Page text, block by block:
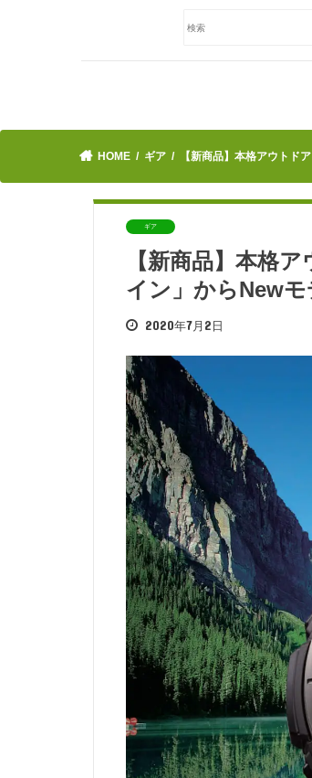
HOME ギア 【新商品】本格アウトド
ギア
【新商品】本格
イン」からNewモ
2020年7月2日